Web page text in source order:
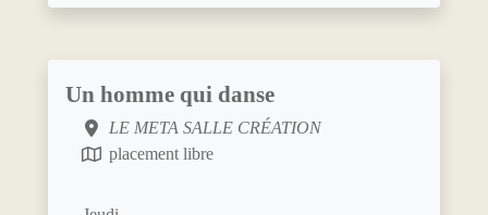
Un homme qui danse
LE META SALLE CRÉATION
placement libre